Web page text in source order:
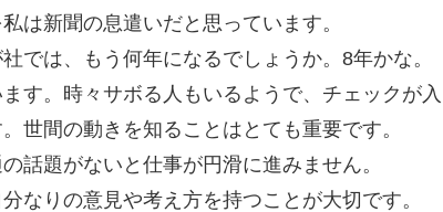
は新聞の息遣いだと思っています。
では、もう何年になるでしょうか。8年かな。
す。時々サボる人もいるようで、チェックが入
世間の動きを知ることはとても重要です。
話題がないと仕事が円滑に進みません。
なりの意見や考え方を持つことが大切です。